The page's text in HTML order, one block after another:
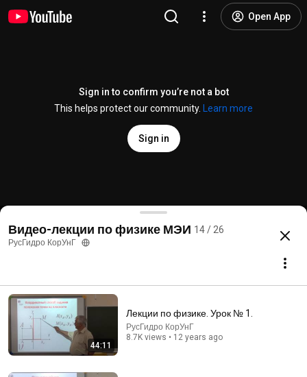
Open App
Sign in to confirm you’re not a bot
This helps protect our community.
Learn more
Sign in
Лекции по физике. Урок № 14.
@ more
Comments
Comment...
Видео-лекции по физике МЭИ 14 / 26
РусГидро КорУнГ
44:11
Лекции по физике. Урок № 1.
РусГидро КорУнГ
8.7K views • 12 years ago